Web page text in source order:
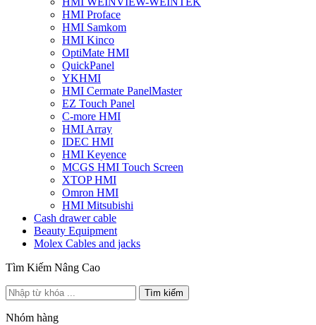
HMI Proface
HMI Samkom
HMI Kinco
OptiMate HMI
QuickPanel
YKHMI
HMI Cermate PanelMaster
EZ Touch Panel
C-more HMI
HMI Array
IDEC HMI
HMI Keyence
MCGS HMI Touch Screen
XTOP HMI
Omron HMI
HMI Mitsubishi
Cash drawer cable
Beauty Equipment
Molex Cables and jacks
Tìm Kiếm Nâng Cao
Tìm kiếm
Nhóm hàng